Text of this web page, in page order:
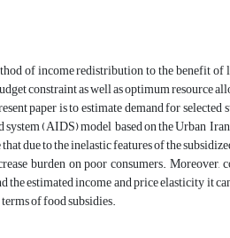
of income redistribution to the benefit
constraint as well as optimum resource
paper is to estimate demand for
(AIDS) model based on the Urban
due to the inelastic features of the
burden on poor consumers.
the estimated income and price elasticity it
of food subsidies.